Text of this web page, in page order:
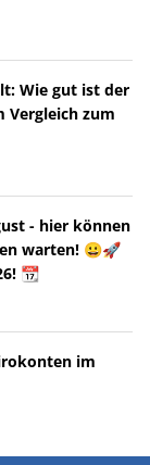
Wie gut ist der
Vergleich zum
- hier können
warten! 😀🚀
📆
im